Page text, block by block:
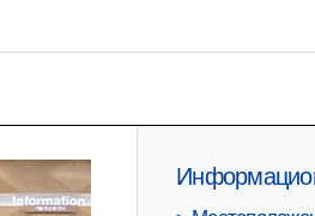
медицины боли
Отделение
Отделение
центры